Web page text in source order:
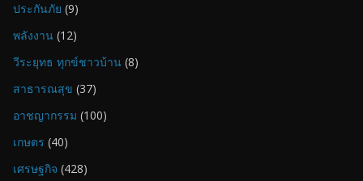
ประกันภัย (9)
พลังงาน (12)
วีระยุทธ ทุกข์ชาวบ้าน (8)
สาธารณสุข (37)
อาชญากรรม (100)
เกษตร (40)
เศรษฐกิจ (428)